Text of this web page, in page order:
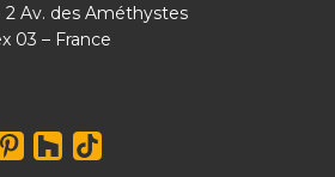
2 Av. des Améthystes
03 – France